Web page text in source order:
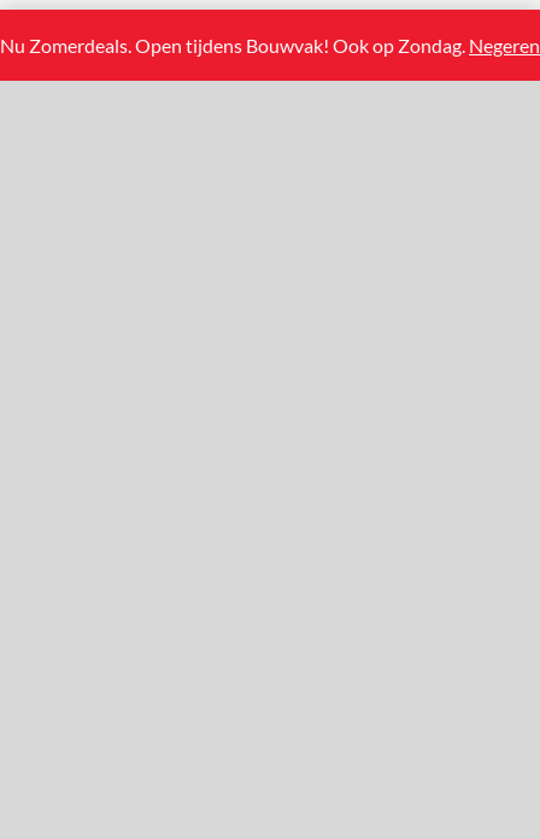
Nu Zomerdeals. Open tijdens Bouwvak! Ook op Zondag. Negeren
CONTACT